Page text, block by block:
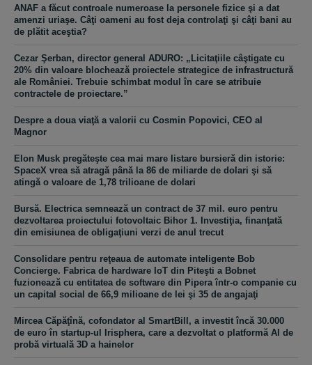
ANAF a făcut controale numeroase la personele fizice şi a dat
amenzi uriaşe. Câţi oameni au fost deja controlaţi şi câţi bani au
de plătit aceştia?
Cezar Şerban, director general ADURO: „Licitaţiile câştigate cu
20% din valoare blochează proiectele strategice de infrastructură
ale României. Trebuie schimbat modul în care se atribuie
contractele de proiectare.”
Despre a doua viaţă a valorii cu Cosmin Popovici, CEO al
Magnor
Elon Musk pregăteşte cea mai mare listare bursieră din istorie:
SpaceX vrea să atragă până la 86 de miliarde de dolari şi să
atingă o valoare de 1,78 trilioane de dolari
Bursă. Electrica semnează un contract de 37 mil. euro pentru
dezvoltarea proiectului fotovoltaic Bihor 1. Investiţia, finanţată
din emisiunea de obligaţiuni verzi de anul trecut
Consolidare pentru reţeaua de automate inteligente Bob
Concierge. Fabrica de hardware IoT din Piteşti a Bobnet
fuzionează cu entitatea de software din Pipera într-o companie cu
un capital social de 66,9 milioane de lei şi 35 de angajaţi
Mircea Căpăţînă, cofondator al SmartBill, a investit încă 30.000
de euro în startup-ul Irisphera, care a dezvoltat o platformă AI de
probă virtuală 3D a hainelor